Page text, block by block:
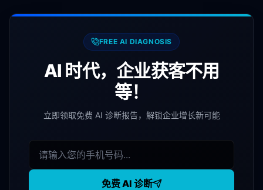
FREE AI DIAGNOSIS
AI 时代，企业获客不用
等！
立即领取免费 AI 诊断报告，解锁企业增长新可能
免费 AI 诊断